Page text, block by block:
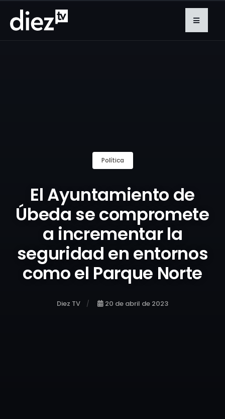
Política
El Ayuntamiento de
Úbeda se compromete
a incrementar la
seguridad en entornos
como el Parque Norte
Diez TV 20 de abril de 2023